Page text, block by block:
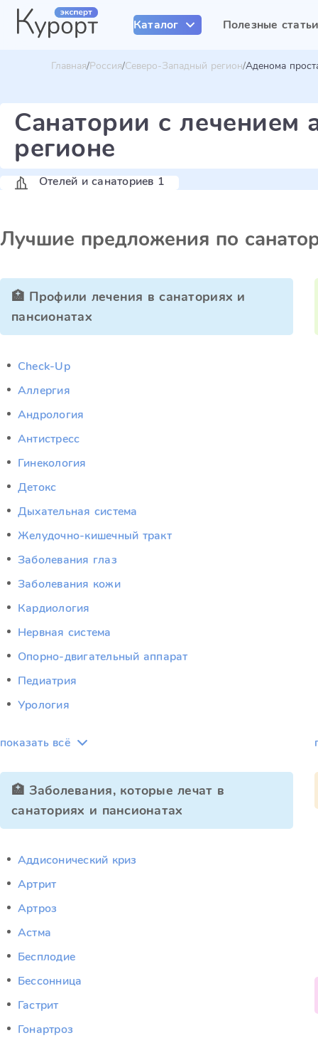
Каталог Полезные
Главная Россия Северо-Западный регион Аденома
Санатории с лечением
регионе
Отелей и санаториев 1
Лучшие предложения по
🏥 Профили лечения в санаториях и
пансионатах
Check-Up
Аллергия
Андрология
Антистресс
Гинекология
Детокс
Дыхательная система
Желудочно-кишечный тракт
Заболевания глаз
Заболевания кожи
Кардиология
Нервная система
Опорно-двигательный аппарат
Педиатрия
Урология
показать всё
🏥 Заболевания, которые лечат в
санаториях и пансионатах
Аддисонический криз
Артрит
Артроз
Астма
Бесплодие
Бессонница
Гастрит
Гонартроз